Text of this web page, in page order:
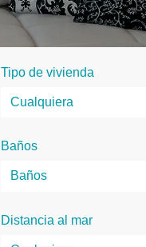
Tipo de vivienda
Baños
Distancia al mar